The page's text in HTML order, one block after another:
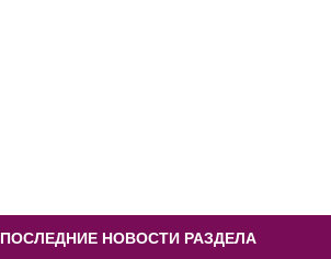
ПОСЛЕДНИЕ НОВОСТИ РАЗДЕЛА